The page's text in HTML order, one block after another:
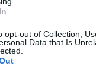
opt-out of Collection,
Data that Is
haut attire-t-il
de même coupe :
dominante) ?